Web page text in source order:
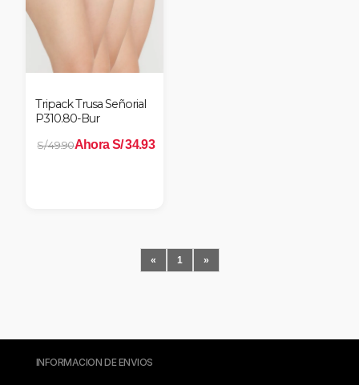
Tripack Trusa Señorial
P310.80-Bur
S/ 49.90Ahora S/ 34.93
« 1 »
INFORMACION DE ENVIOS